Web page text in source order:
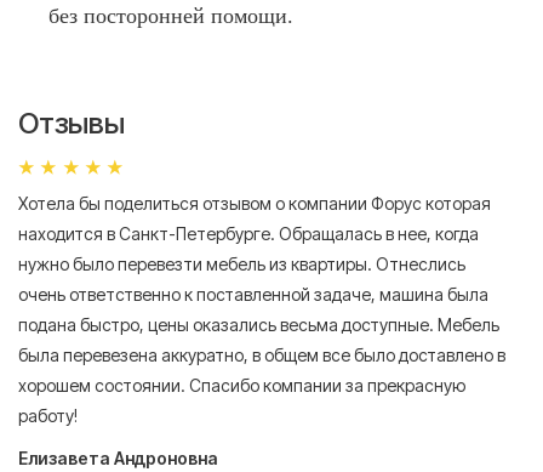
без посторонней помощи.
Отзывы
Хотела бы поделиться отзывом о компании Форус которая
находится в Санкт-Петербурге. Обращалась в нее, когда
нужно было перевезти мебель из квартиры. Отнеслись
очень ответственно к поставленной задаче, машина была
подана быстро, цены оказались весьма доступные. Мебель
была перевезена аккуратно, в общем все было доставлено в
хорошем состоянии. Спасибо компании за прекрасную
работу!
Елизавета Андроновна